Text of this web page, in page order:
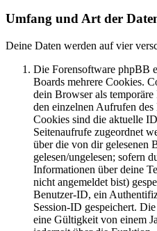
Umfang und Art der
Deine Daten werden auf vier
Die Forensoftware phpBB
Boards mehrere Cookies.
dein Browser als
den einzelnen Aufrufen
Cookies sind die aktuelle
Seitenaufrufe zugeordnet
über die von dir gelesenen
gelesen/ungelesen; sofern
Informationen über deine
nicht angemeldet bist)
Benutzer-ID, ein
Session-ID gespeichert.
eine Gültigkeit von einem